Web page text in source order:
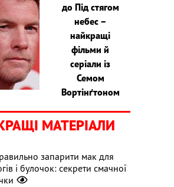
до Під стягом
небес –
найкращі
фільми й
серіали із
Семом
Вортінґтоном
МАТЕРІАЛИ
запарити мак для
і булочок: секрети смачної